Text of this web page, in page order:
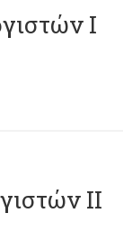
Ι
ΙΙ